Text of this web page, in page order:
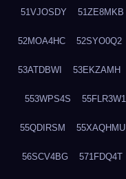
51VJOSDY 51ZE8MKB
52MOA4HC 52SYO0Q2
53ATDBWI 53EKZAMH
553WPS4S 55FLR3W1
55QDIRSM 55XAQHMU
56SCV4BG 571FDQ4T